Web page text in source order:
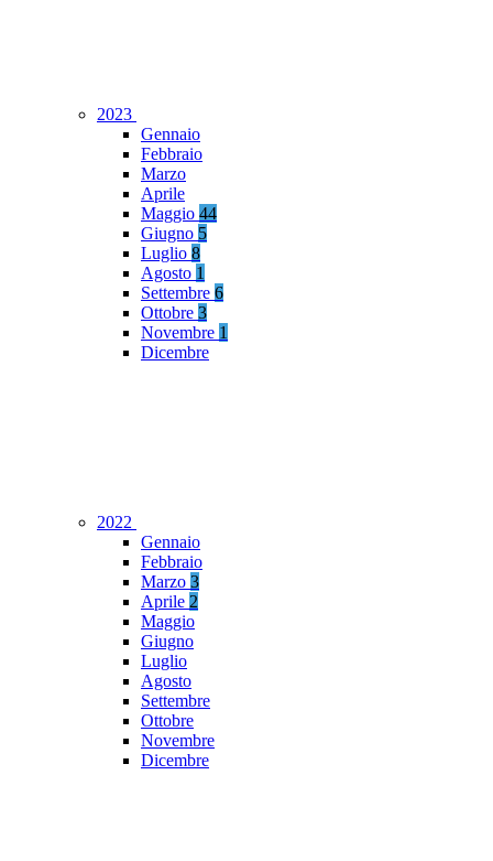
2023
Gennaio
Febbraio
Marzo
Aprile
Maggio 44
Giugno 5
Luglio 8
Agosto 1
Settembre 6
Ottobre 3
Novembre 1
Dicembre
2022
Gennaio
Febbraio
Marzo 3
Aprile 2
Maggio
Giugno
Luglio
Agosto
Settembre
Ottobre
Novembre
Dicembre